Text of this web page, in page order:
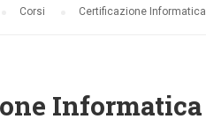
Corsi Certificazione Informatica
Informatica